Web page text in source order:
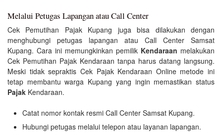
Melalui Petugas Lapangan atau Call Center
Cek Pemutihan Pajak Kupang juga bisa dilakukan dengan
menghubungi petugas lapangan atau Call Center Samsat
Kupang. Cara ini memungkinkan pemilik Kendaraan melakukan
Cek Pemutihan Pajak Kendaraan tanpa harus datang langsung.
Meski tidak sepraktis Cek Pajak Kendaraan Online metode ini
tetap membantu warga Kupang yang ingin memastikan status
Pajak Kendaraan.
Catat nomor kontak resmi Call Center Samsat Kupang.
Hubungi petugas melalui telepon atau layanan lapangan.